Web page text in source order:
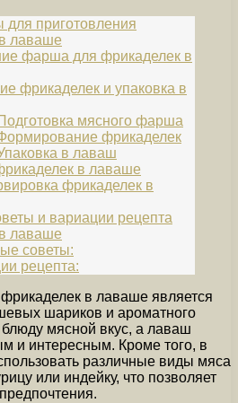
для приготовления
лаваше
фарша для фрикаделек в
фрикаделек и упаковка в
мясного фарша
фрикаделек
в лаваш
в лаваше
фрикаделек в
и вариации рецепта
лаваше
советы:
рецепта:
в лаваше является
шариков и ароматного
мясной вкус, а лаваш
и интересным. Кроме того, в
различные виды мяса
или индейку, что позволяет